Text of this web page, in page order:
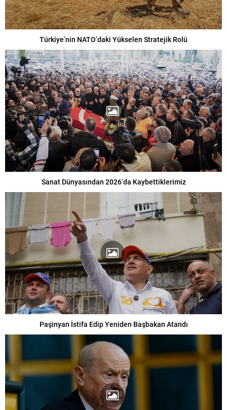
Türkiye’nin NATO’daki Yükselen Stratejik Rolü
Sanat Dünyasından 2026’da Kaybettiklerimiz
Paşinyan İstifa Edip Yeniden Başbakan Atandı